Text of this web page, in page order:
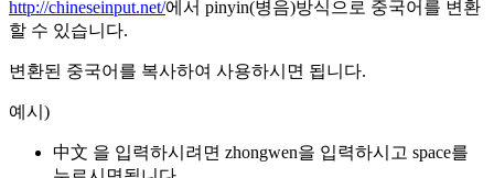
http://chineseinput.net/에서 pinyin(병음)방식으로 중국어를 변환
할 수 있습니다.
변환된 중국어를 복사하여 사용하시면 됩니다.
예시)
中文 을 입력하시려면 zhongwen을 입력하시고 space를